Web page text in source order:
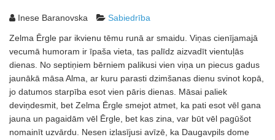
Inese Baranovska Sabiedrība
Zelma Ērgle par ikvienu tēmu runā ar smaidu. Viņas cienījamajā
vecumā humoram ir īpaša vieta, tas palīdz aizvadīt vientuļās
dienas. No septiņiem bērniem palikusi vien viņa un piecus gadus
jaunākā māsa Alma, ar kuru parasti dzimšanas dienu svinot kopā,
jo datumos starpība esot vien pāris dienas. Māsai paliek
deviņdesmit, bet Zelma Ērgle smejot atmet, ka pati esot vēl gana
jauna un pagaidām vēl Ērgle, bet kas zina, var būt vēl pagūšot
nomainīt uzvārdu. Nesen izlasījusi avīzē, ka Daugavpils dome